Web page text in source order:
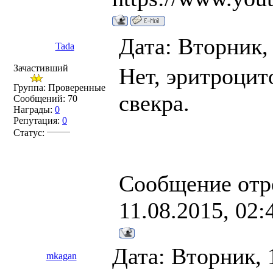
Tada Дата:
Зачастивший
Группа: Проверенные
Сообщений: 70
Награды: 0
Репутация: 0
Статус:
Нет,
свекра.
Сообщение
11.08.2015,
mkagan Дата: Вторник,